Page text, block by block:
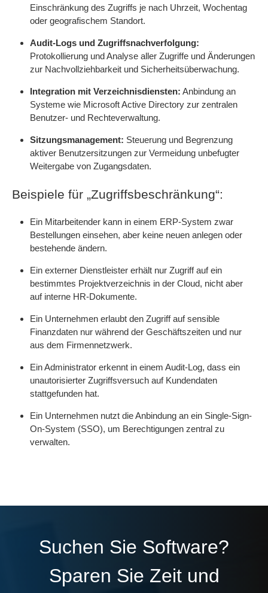
Einschränkung des Zugriffs je nach Uhrzeit, Wochentag
oder geografischem Standort.
Audit-Logs und Zugriffsnachverfolgung:
Protokollierung und Analyse aller Zugriffe und Änderungen
zur Nachvollziehbarkeit und Sicherheitsüberwachung.
Integration mit Verzeichnisdiensten: Anbindung an
Systeme wie Microsoft Active Directory zur zentralen
Benutzer- und Rechteverwaltung.
Sitzungsmanagement: Steuerung und Begrenzung
aktiver Benutzersitzungen zur Vermeidung unbefugter
Weitergabe von Zugangsdaten.
Beispiele für „Zugriffsbeschränkung“:
Ein Mitarbeitender kann in einem ERP-System zwar
Bestellungen einsehen, aber keine neuen anlegen oder
bestehende ändern.
Ein externer Dienstleister erhält nur Zugriff auf ein
bestimmtes Projektverzeichnis in der Cloud, nicht aber
auf interne HR-Dokumente.
Ein Unternehmen erlaubt den Zugriff auf sensible
Finanzdaten nur während der Geschäftszeiten und nur
aus dem Firmennetzwerk.
Ein Administrator erkennt in einem Audit-Log, dass ein
unautorisierter Zugriffsversuch auf Kundendaten
stattgefunden hat.
Ein Unternehmen nutzt die Anbindung an ein Single-Sign-
On-System (SSO), um Berechtigungen zentral zu
verwalten.
Suchen Sie Software?
Sparen Sie Zeit und